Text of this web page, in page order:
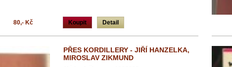
Koupit Detail
80,- Kč
PŘES KORDILLERY - JIŘÍ HANZELKA,
MIROSLAV ZIKMUND